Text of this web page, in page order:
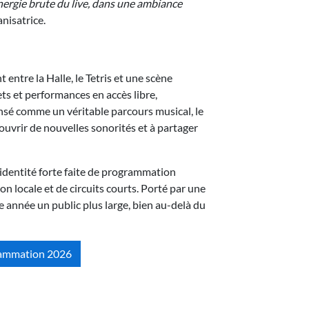
brute du live, dans une ambiance
entre la Halle, le Tetris et une scène
et performances en accès libre,
comme un véritable parcours musical, le
de nouvelles sonorités et à partager
forte faite de programmation
locale et de circuits courts. Porté par une
un public plus large, bien au-delà du
2026